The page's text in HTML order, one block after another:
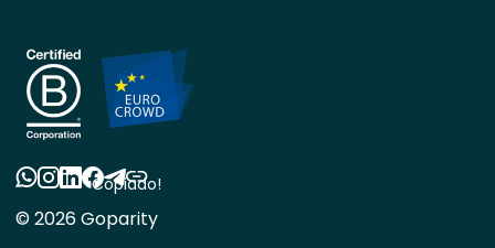
© 2026 Goparity
Copiado!